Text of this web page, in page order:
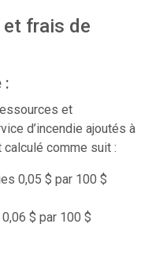
et frais de
:
et
d’incendie ajoutés à
calculé comme suit :
0,05 $ par 100 $
$ par 100 $